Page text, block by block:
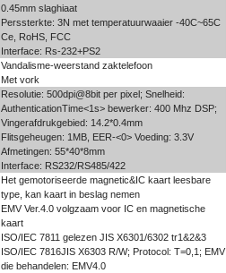
0.45mm slaghiaat
Perssterkte: 3N met temperatuurwaaier -40C~65C
Ce, RoHS, FCC
Interface: Rs-232+PS2
Vandalisme-weerstand zaktelefoon
Met vork
Resolutie: 500dpi@8bit per pixel; Snelheid:
AuthenticationTime<1s> bewerker: 400 Mhz DSP;
Vingerafdrukgebied: 14.2*0.4mm
Flitsgeheugen: 1MB, EER-<0> Voeding: 3.3V
Afmetingen: 55*40*8mm
Interface: RS232/RS485/422
Het gemotoriseerde magnetic&IC kaart leesbare
type, kan kaart in beslag nemen
EMV Ver.4.0 volgzaam voor IC en magnetische
kaart
ISO/IEC 7811 gelezen JIS X6301/6302 tr1&2&3
ISO/IEC 7816JIS X6303 R/W; Protocol: T=0,1; EMV
die behandelen: EMV4.0